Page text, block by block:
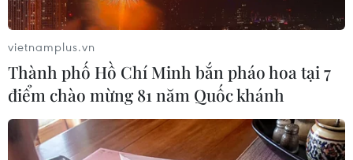
TIN LIÊN QUAN
vietnamplus.vn
Thành phố Hồ Chí Minh bắn pháo hoa tại 7
điểm chào mừng 81 năm Quốc khánh